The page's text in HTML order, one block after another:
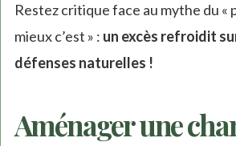
Restez critique face au mythe du «
mieux c’est » : un excès refroidit
défenses naturelles !
Aménager une